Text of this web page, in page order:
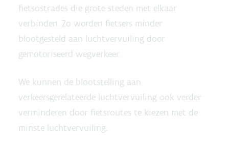
fietsostrades die grote steden met elkaar
verbinden. Zo worden fietsers minder
blootgesteld aan luchtvervuiling door
gemotoriseerd wegverkeer.
We kunnen de blootstelling aan
verkeersgerelateerde luchtvervuiling ook verder
verminderen door fietsroutes te kiezen met de
minste luchtvervuiling.